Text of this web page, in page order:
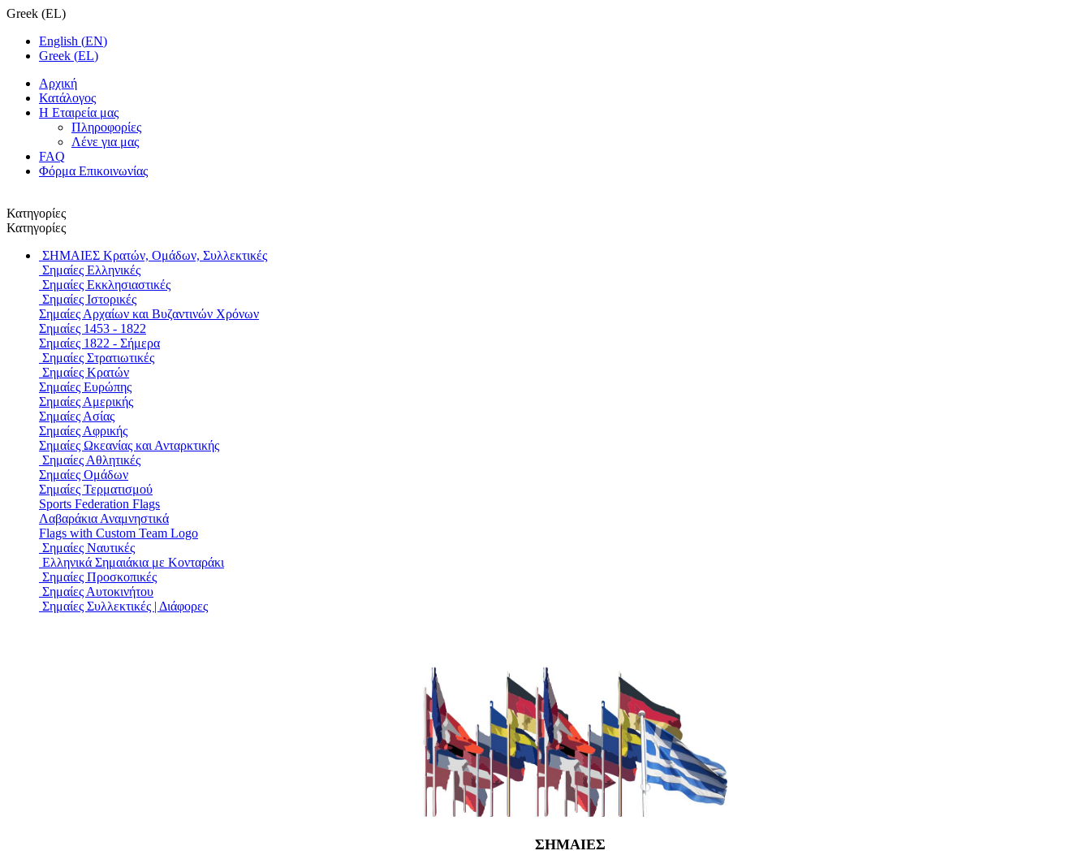
Greek (EL)
English (EN)
Greek (EL)
Αρχική
Κατάλογος
Η Εταιρεία μας
Πληροφορίες
Λένε για μας
FAQ
Φόρμα Επικοινωνίας
Κατηγορίες
Κατηγορίες
ΣΗΜΑΙΕΣ Κρατών, Ομάδων, Συλλεκτικές
Σημαίες Ελληνικές
Σημαίες Εκκλησιαστικές
Σημαίες Ιστορικές
Σημαίες Αρχαίων και Βυζαντινών Χρόνων
Σημαίες 1453 - 1822
Σημαίες 1822 - Σήμερα
Σημαίες Στρατιωτικές
Σημαίες Κρατών
Σημαίες Ευρώπης
Σημαίες Αμερικής
Σημαίες Ασίας
Σημαίες Αφρικής
Σημαίες Ωκεανίας και Ανταρκτικής
Σημαίες Αθλητικές
Σημαίες Ομάδων
Σημαίες Τερματισμού
Sports Federation Flags
Λαβαράκια Αναμνηστικά
Flags with Custom Team Logo
Σημαίες Ναυτικές
Ελληνικά Σημαιάκια με Κονταράκι
Σημαίες Προσκοπικές
Σημαίες Αυτοκινήτου
Σημαίες Συλλεκτικές | Διάφορες
ΣΗΜΑΙΕΣ